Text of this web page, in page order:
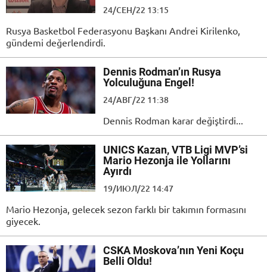
24/СЕН/22 13:15
Rusya Basketbol Federasyonu Başkanı Andrei Kirilenko,
gündemi değerlendirdi.
Dennis Rodman’ın Rusya
Yolculuğuna Engel!
24/АВГ/22 11:38
Dennis Rodman karar değiştirdi...
UNICS Kazan, VTB Ligi MVP’si
Mario Hezonja ile Yollarını
Ayırdı
19/ИЮЛ/22 14:47
Mario Hezonja, gelecek sezon farklı bir takımın formasını
giyecek.
CSKA Moskova’nın Yeni Koçu
Belli Oldu!